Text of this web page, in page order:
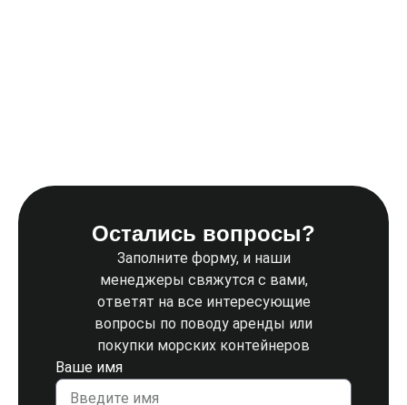
Остались вопросы?
Заполните форму, и наши
менеджеры свяжутся с вами,
ответят на все интересующие
вопросы по поводу аренды или
покупки морских контейнеров
Ваше имя